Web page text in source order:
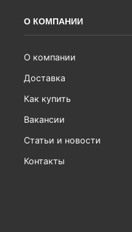
О КОМПАНИИ
О компании
Доставка
Как купить
Вакансии
Статьи и новости
Контакты